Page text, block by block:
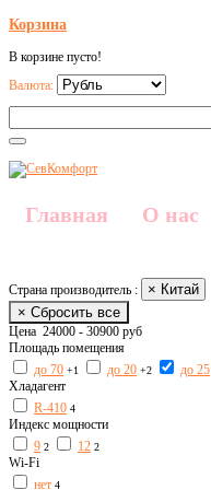
Корзина
В корзине пусто!
Валюта:
Главная О нас
Страна производитель :
× Китай
× Сбросить все
Цена 24000 - 30900 руб
Площадь помещения
до 70 +1 до 20 +2 до 25
Хладагент
R-410 4
Индекс мощности
9 2 12 2
Wi-Fi
нет 4